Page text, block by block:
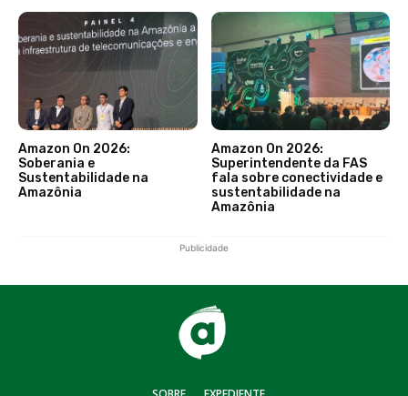
Amazon On 2026:
Soberania e
Sustentabilidade na
Amazônia
Amazon On 2026:
Superintendente da FAS
fala sobre conectividade e
sustentabilidade na
Amazônia
Publicidade